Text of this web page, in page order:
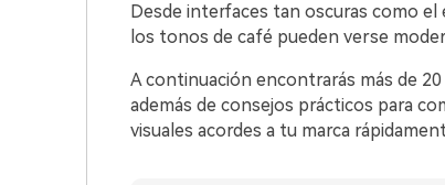
Desde interfaces tan oscuras como
los tonos de café pueden verse
A continuación encontrarás más de
además de consejos prácticos para
visuales acordes a tu marca